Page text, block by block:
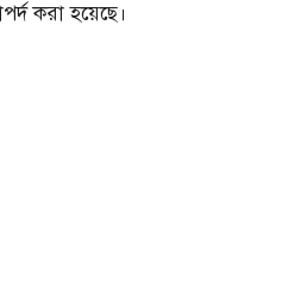
করা হয়েছে।